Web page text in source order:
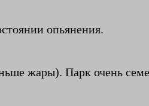
опьянения.
жары). Парк очень